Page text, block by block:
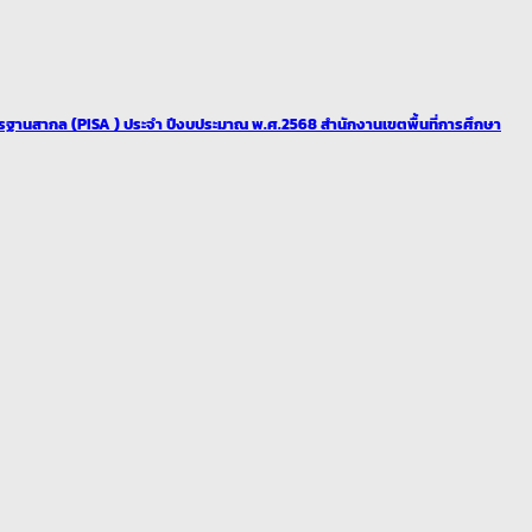
านสากล (PISA ) ประจำ ปีงบประมาณ พ.ศ.2568 สำนักงานเขตพื้นที่การศึกษา